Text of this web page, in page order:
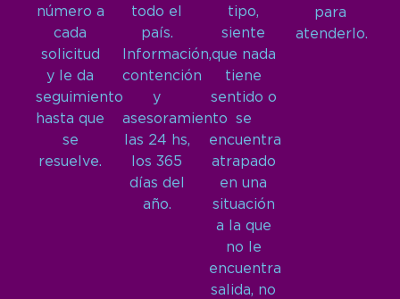
número a
cada
solicitud
y le da
seguimiento
hasta que
se
resuelve.
todo el
país.
Información,
contención
y
asesoramiento
las 24 hs,
los 365
días del
año.
tipo,
siente
que nada
tiene
sentido o
se
encuentra
atrapado
en una
situación
a la que
no le
encuentra
salida, no
para
atenderlo.